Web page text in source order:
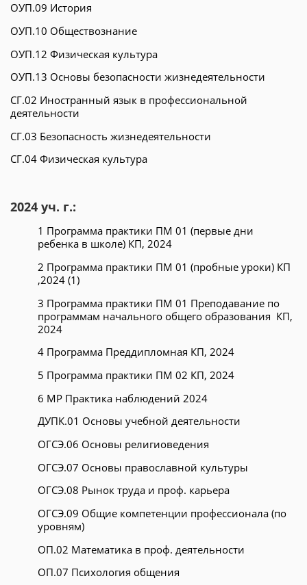
ОУП.09 История
ОУП.10 Обществознание
ОУП.12 Физическая культура
ОУП.13 Основы безопасности жизнедеятельности
СГ.02 Иностранный язык в професcиональной
деятельности
СГ.03 Безопасность жизнедеятельности
СГ.04 Физическая культура
2024 уч. г.:
1 Программа практики ПМ 01 (первые дни
ребенка в школе) КП, 2024
2 Программа практики ПМ 01 (пробные уроки) КП
,2024 (1)
3 Программа практики ПМ 01 Преподавание по
программам начального общего образования КП,
2024
4 Программа Преддипломная КП, 2024
5 Программа практики ПМ 02 КП, 2024
6 МР Практика наблюдений 2024
ДУПК.01 Основы учебной деятельности
ОГСЭ.06 Основы религиоведения
ОГСЭ.07 Основы православной культуры
ОГСЭ.08 Рынок труда и проф. карьера
ОГСЭ.09 Общие компетенции профессионала (по
уровням)
ОП.02 Математика в проф. деятельности
ОП.07 Психология общения